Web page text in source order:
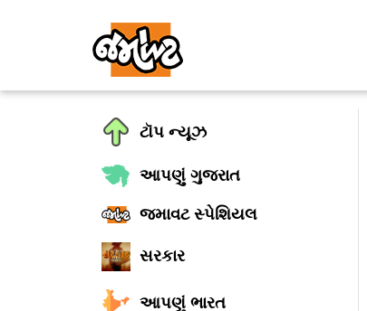
ટૉપ ન્યૂઝ
આપણું ગુજરાત
જમાવટ સ્પેશિયલ
સરકાર
આપણું ભારત